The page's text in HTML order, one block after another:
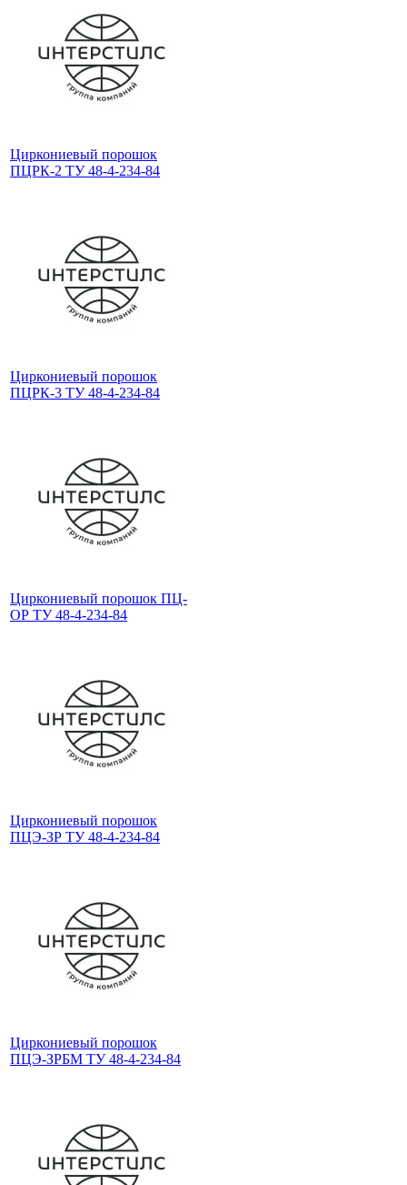
Циркониевый порошок
ПЦРК-2 ТУ 48-4-234-84
Циркониевый порошок
ПЦРК-3 ТУ 48-4-234-84
Циркониевый порошок ПЦ-
ОР ТУ 48-4-234-84
Циркониевый порошок
ПЦЭ-ЗР ТУ 48-4-234-84
Циркониевый порошок
ПЦЭ-ЗРБМ ТУ 48-4-234-84